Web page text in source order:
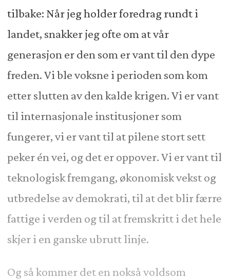
tilbake: Når jeg holder foredrag rundt i
landet, snakker jeg ofte om at vår
generasjon er den som er vant til den dype
freden. Vi ble voksne i perioden som kom
etter slutten av den kalde krigen. Vi er vant
til internasjonale institusjoner som
fungerer, vi er vant til at pilene stort sett
peker én vei, og det er oppover. Vi er vant til
teknologisk fremgang, økonomisk vekst og
utbredelse av demokrati, til at det blir færre
fattige i verden og til at fremskritt i det hele
skjer i en ganske ubrutt linje.
Og så kommer det en nokså voldsom